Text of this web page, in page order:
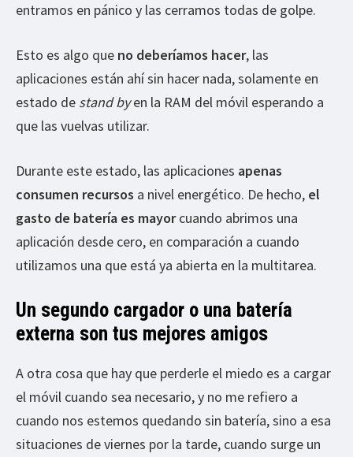
entramos en pánico y las cerramos todas de golpe.
Esto es algo que no deberíamos hacer, las
aplicaciones están ahí sin hacer nada, solamente en
estado de stand byen la RAM del móvil esperando a
que las vuelvas utilizar.
Durante este estado, las aplicaciones apenas
consumen recursos a nivel energético. De hecho, el
gasto de batería es mayorcuando abrimos una
aplicación desde cero, en comparación a cuando
utilizamos una que está ya abierta en la multitarea.
Un segundo cargador o una batería
externa son tus mejores amigos
A otra cosa que hay que perderle el miedo es a cargar
el móvil cuando sea necesario, y no me refiero a
cuando nos estemos quedando sin batería, sino a esa
situaciones de viernes por la tarde, cuando surge un